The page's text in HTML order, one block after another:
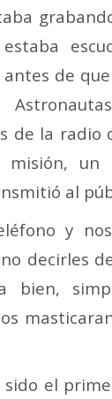
de
de la radio
un
al
y
decirles
bien,
sido el